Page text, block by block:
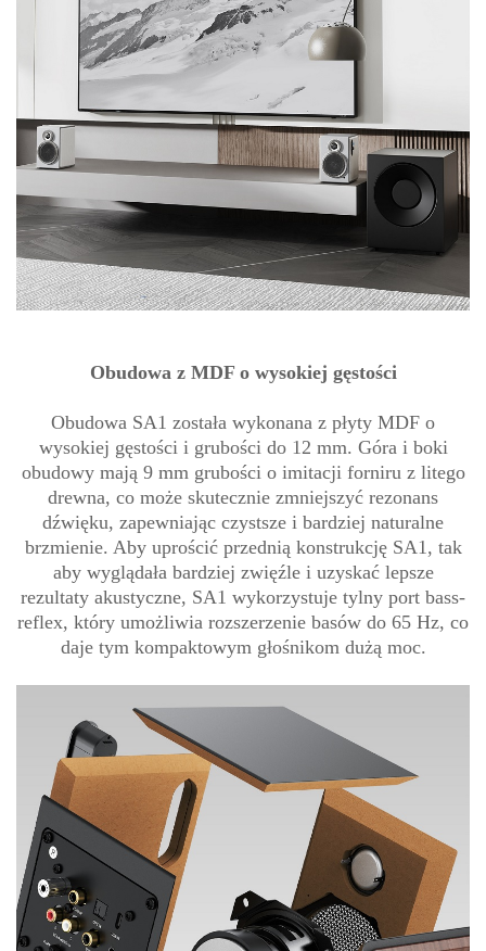
Obudowa z MDF o wysokiej gęstości
Obudowa SA1 została wykonana z płyty MDF o
wysokiej gęstości i grubości do 12 mm. Góra i boki
obudowy mają 9 mm grubości o imitacji forniru z litego
drewna, co może skutecznie zmniejszyć rezonans
dźwięku, zapewniając czystsze i bardziej naturalne
brzmienie. Aby uprościć przednią konstrukcję SA1, tak
aby wyglądała bardziej zwięźle i uzyskać lepsze
rezultaty akustyczne, SA1 wykorzystuje tylny port bass-
reflex, który umożliwia rozszerzenie basów do 65 Hz, co
daje tym kompaktowym głośnikom dużą moc.